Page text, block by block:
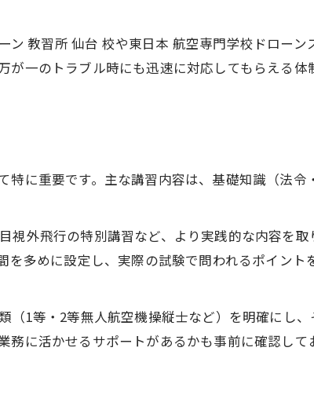
能か最新事情
取得コースとは
ーンスクール事情
助金活用最新情報
える補助金申請法
ルの選び方とは
で受けられるサポート
教習所 仙台 校や東日本 航空専門学校ドローン
一のトラブル時にも迅速に対応してもらえる体
に重要です。主な講習内容は、基礎知識（法令
外飛行の特別講習など、より実践的な内容を取
多めに設定し、実際の試験で問われるポイント
1等・2等無人航空機操縦士など）を明確にし
に活かせるサポートがあるかも事前に確認して